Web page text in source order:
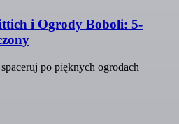
i Ogrody Boboli: 5-
po pięknych ogrodach